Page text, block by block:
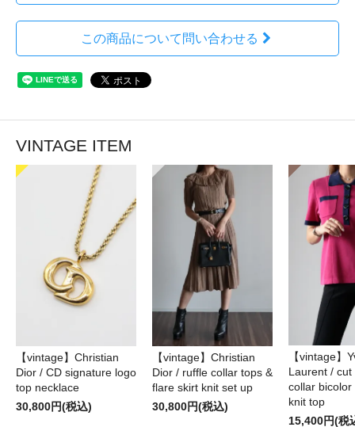
この商品について問い合わせる
VINTAGE ITEM
【vintage】Christian
Dior / CD signature logo
top necklace
30,800円(税込)
【vintage】Christian
Dior / ruffle collar tops &
flare skirt knit set up
30,800円(税込)
【vintage】
Laurent /
collar bicolor
knit top
15,400円(税